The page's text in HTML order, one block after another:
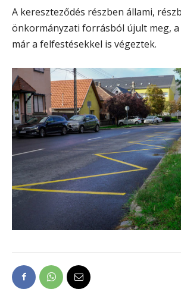
A kereszteződés részben állami,
önkormányzati forrásból újult meg,
már a felfestésekkel is végeztek.